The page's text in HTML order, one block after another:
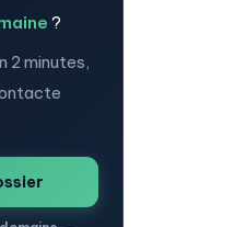
?
2 minutes,